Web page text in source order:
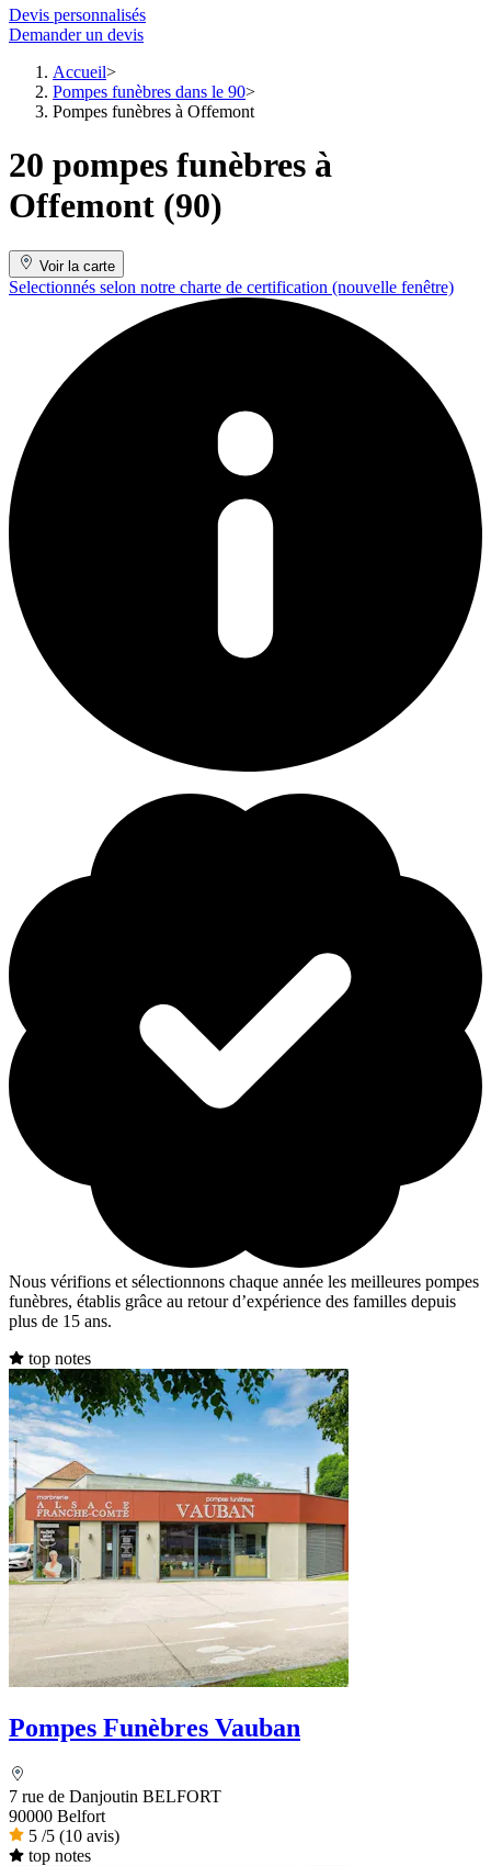
Devis personnalisés
Demander un devis
Accueil
Pompes funèbres dans le 90
Pompes funèbres à Offemont
20 pompes funèbres à
Offemont (90)
Voir la carte
Selectionnés selon notre charte de certification (nouvelle fenêtre)
Nous vérifions et sélectionnons chaque année les meilleures pompes
funèbres, établis grâce au retour d’expérience des familles depuis
plus de 15 ans.
top notes
Pompes Funèbres Vauban
7 rue de Danjoutin BELFORT
90000 Belfort
5 /5 (10 avis)
top notes